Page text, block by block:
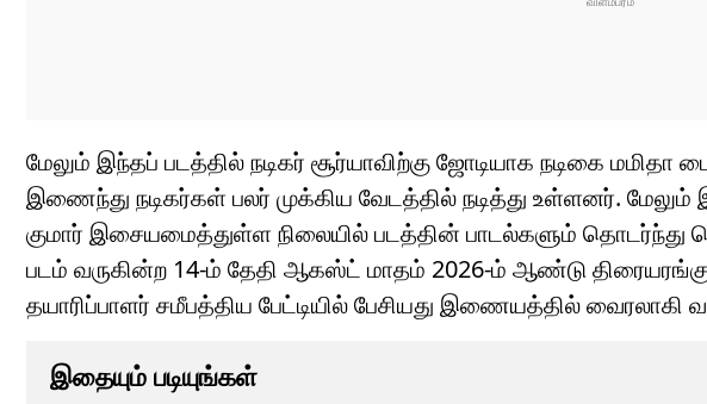
மேலும் இந்தப் படத்தில் நடிகர் சூர்யாவிற்கு ஜோடியாக நடிகை
இணைந்து நடிகர்கள் பலர் முக்கிய வேடத்தில் நடித்து உள்ளனர்.
குமார் இசையமைத்துள்ள நிலையில் படத்தின் பாடல்களும் தொடர்ந்து
படம் வருகின்ற 14-ம் தேதி ஆகஸ்ட் மாதம் 2026-ம் ஆண்டு
தயாரிப்பாளர் சமீபத்திய பேட்டியில் பேசியது இணையத்தில் வைரலாகி
இதையும் படியுங்கள்